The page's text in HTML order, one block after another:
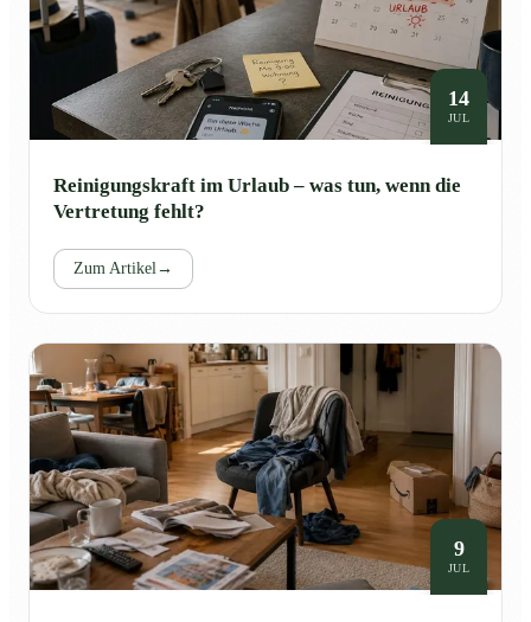
14
JUL
Reinigungskraft im Urlaub – was tun, wenn die
Vertretung fehlt?
Zum Artikel →
9
JUL